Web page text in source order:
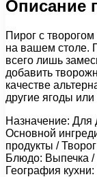
Описание
Пирог с творогом
на вашем столе.
всего лишь
добавить
качестве
другие ягоды
Назначение: Для
Основной
продукты / Творог
Блюдо: Выпечка /
География кухни: